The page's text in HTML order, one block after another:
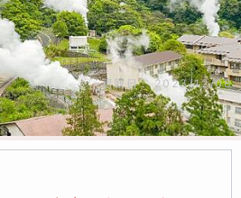
更新日： 2023/12/08